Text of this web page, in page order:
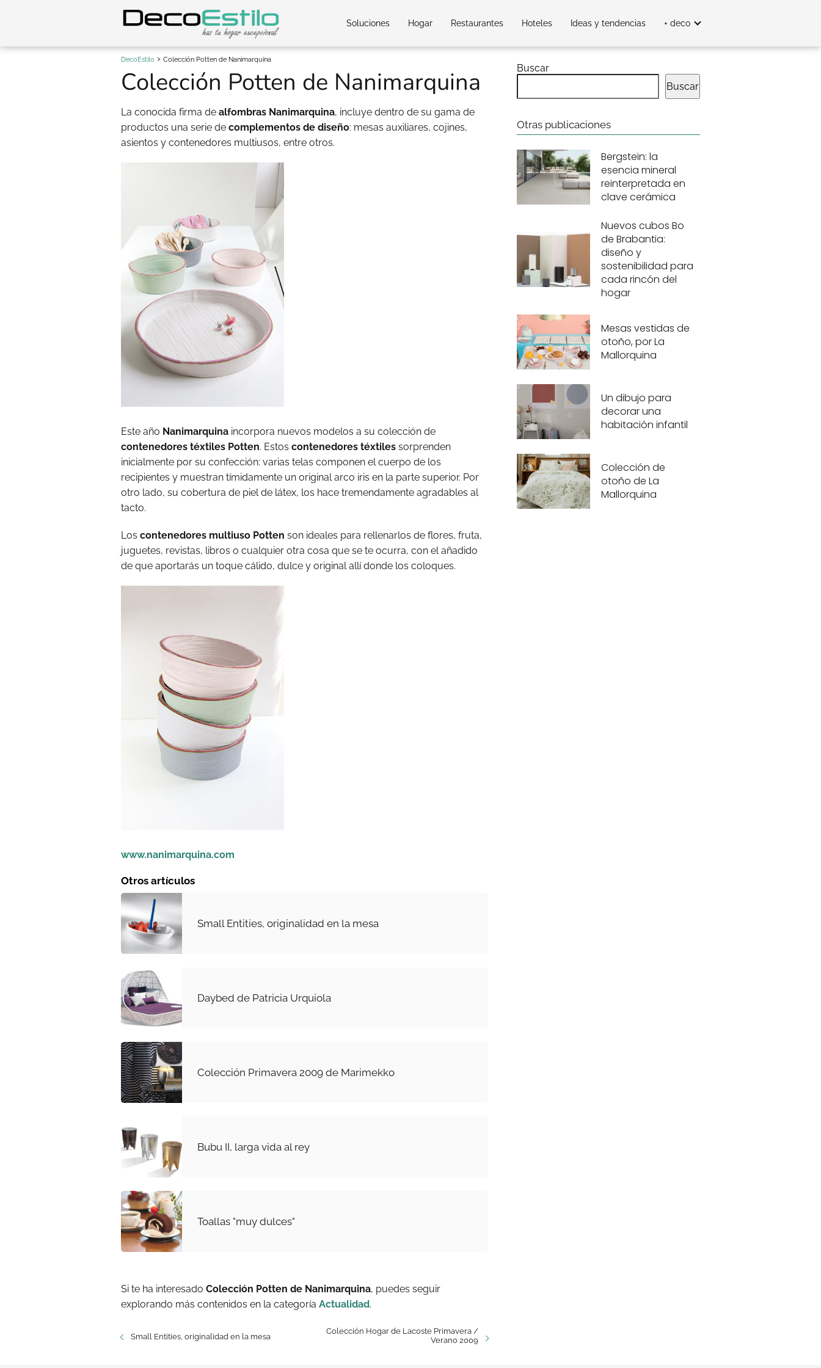
Soluciones Hogar Restaurantes Hoteles Ideas y tendencias + deco
DecoEstilo Colección Potten de Nanimarquina
Colección Potten de Nanimarquina
La conocida firma de alfombras Nanimarquina, incluye dentro de su gama de
productos una serie de complementos de diseño: mesas auxiliares, cojines,
asientos y contenedores multiusos, entre otros.
Este año Nanimarquina incorpora nuevos modelos a su colección de
contenedores téxtiles Potten. Estos contenedores téxtiles sorprenden
inicialmente por su confección: varias telas componen el cuerpo de los
recipientes y muestran tímidamente un original arco iris en la parte superior. Por
otro lado, su cobertura de piel de látex, los hace tremendamente agradables al
tacto.
Los contenedores multiuso Potten son ideales para rellenarlos de flores, fruta,
juguetes, revistas, libros o cualquier otra cosa que se te ocurra, con el añadido
de que aportarás un toque cálido, dulce y original allí donde los coloques.
www.nanimarquina.com
Otros artículos
Small Entities, originalidad en la mesa
Daybed de Patricia Urquiola
Colección Primavera 2009 de Marimekko
Bubu II, larga vida al rey
Toallas "muy dulces"
Si te ha interesado Colección Potten de Nanimarquina, puedes seguir
explorando más contenidos en la categoría Actualidad.
Small Entities, originalidad en la mesa
Colección Hogar de Lacoste Primavera /
Verano 2009
Buscar
Buscar
Otras publicaciones
Bergstein: la
esencia mineral
reinterpretada en
clave cerámica
Nuevos cubos Bo
de Brabantia:
diseño y
sostenibilidad para
cada rincón del
hogar
Mesas vestidas de
otoño, por La
Mallorquina
Un dibujo para
decorar una
habitación infantil
Colección de
otoño de La
Mallorquina